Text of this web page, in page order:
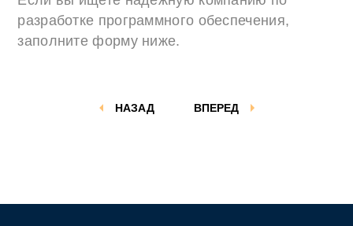
разработке программного обеспечения,
заполните форму ниже.
ВПЕРЕД
НАЗАД